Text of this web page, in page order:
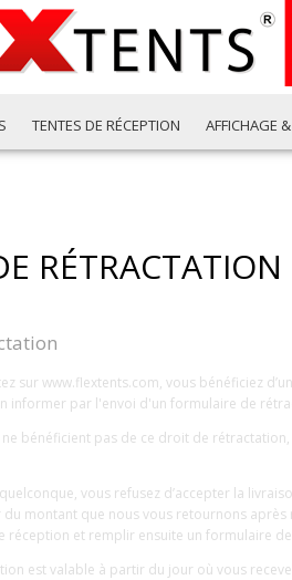
TENTES DE RÉCEPTION AFFICHAGE
RÉTRACTATION
sur www.flextents.com, vous bénéficiez
informer par l'envoi d'un formulaire de
bénéficient pas de ce droit de
vous refusez d’accepter la
montant que nous vous retournons après
réception et remplir ensuite un formulaire
est valable à partir du jour où vous